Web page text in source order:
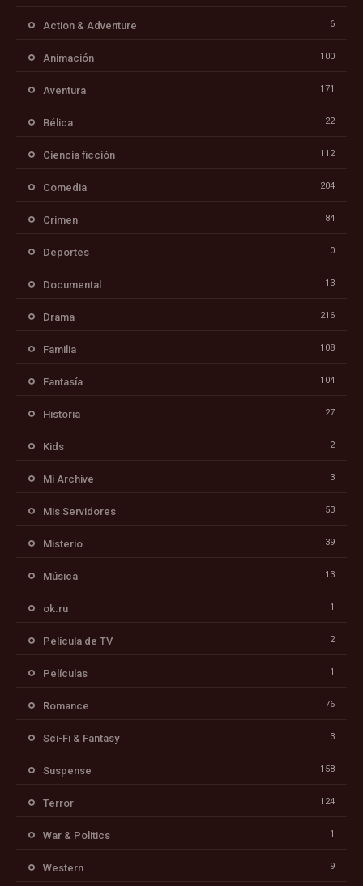
Action & Adventure 6
Animación 100
Aventura 171
Bélica 22
Ciencia ficción 112
Comedia 204
Crimen 84
Deportes 0
Documental 13
Drama 216
Familia 108
Fantasía 104
Historia 27
Kids 2
Mi Archive 3
Mis Servidores 53
Misterio 39
Música 13
ok.ru 1
Película de TV 2
Películas 1
Romance 76
Sci-Fi & Fantasy 3
Suspense 158
Terror 124
War & Politics 1
Western 9